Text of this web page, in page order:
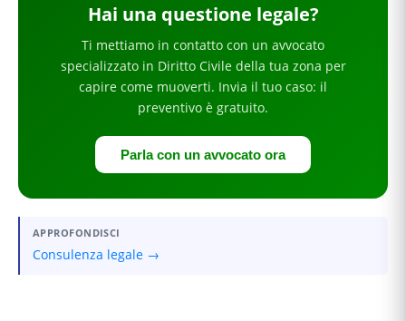
Hai una questione legale?
Ti mettiamo in contatto con un avvocato
specializzato in Diritto Civiledella tua zona per
capire come muoverti. Invia il tuo caso: il
preventivo è gratuito.
Parla con un avvocato ora
APPROFONDISCI
Consulenza legale →